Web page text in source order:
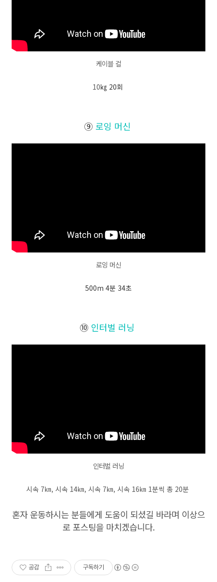
케이블 컬
10㎏ 20회
⑨ 로잉 머신
로잉 머신
500m 4분 34초
⑩ 인터벌 러닝
인터벌 러닝
시속 7㎞, 시속 14㎞, 시속 7㎞, 시속 16㎞ 1분씩 총 20분
혼자 운동하시는 분들에게 도움이 되셨길 바라며 이상으
로 포스팅을 마치겠습니다.
공감 구독하기